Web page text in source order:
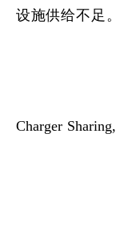
设施供给不足
Charger